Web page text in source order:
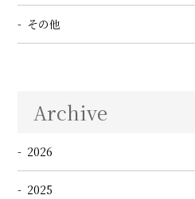
その他
Archive
2026
2025